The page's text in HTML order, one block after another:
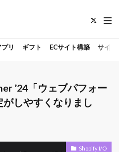
リ ギフト ECサイト構築 サイト
’24「ウェブパフォー
しやすくなりまし
Shopify I/O